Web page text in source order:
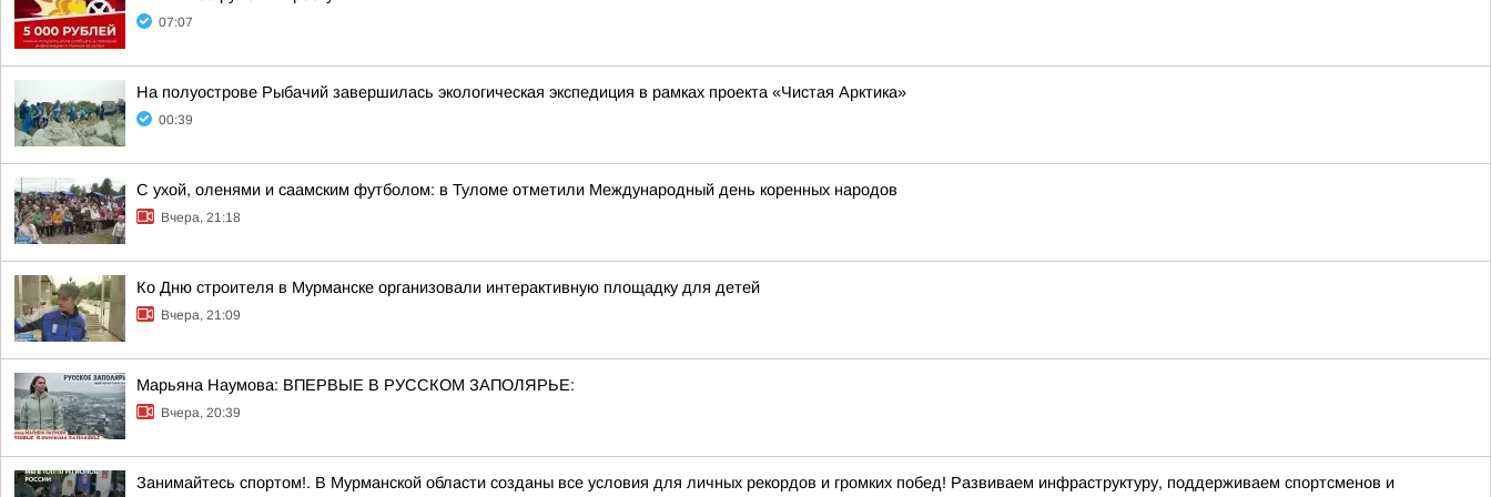
07:07
На полуострове Рыбачий завершилась экологическая экспедиция в рамках проекта «Чистая Арктика»
00:39
С ухой, оленями и саамским футболом: в Туломе отметили Международный день коренных народов
Вчера, 21:18
Ко Дню строителя в Мурманске организовали интерактивную площадку для детей
Вчера, 21:09
Марьяна Наумова: ВПЕРВЫЕ В РУССКОМ ЗАПОЛЯРЬЕ:
Вчера, 20:39
Занимайтесь спортом!. В Мурманской области созданы все условия для личных рекордов и громких побед! Развиваем инфраструктуру, поддерживаем спортсменов и